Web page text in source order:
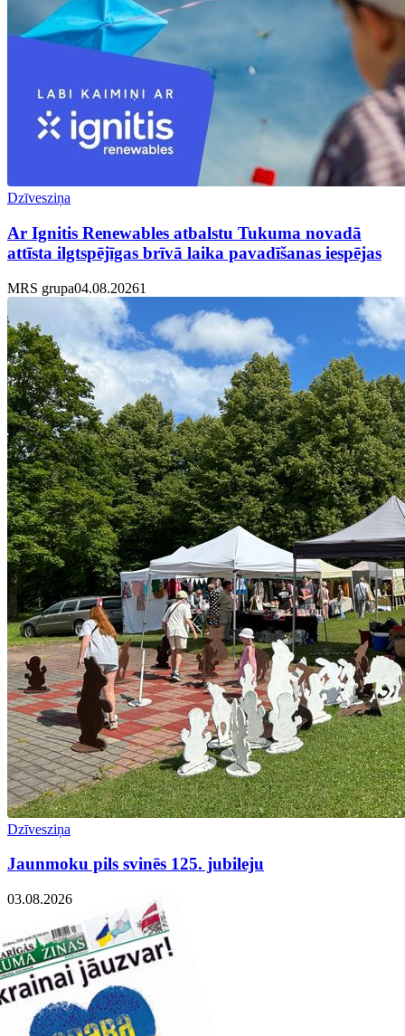
Dzīvesziņa
Ar Ignitis Renewables atbalstu Tukuma novadā
attīsta ilgtspējīgas brīvā laika pavadīšanas iespējas
MRS grupa04.08.20261
Dzīvesziņa
Jaunmoku pils svinēs 125. jubileju
03.08.2026